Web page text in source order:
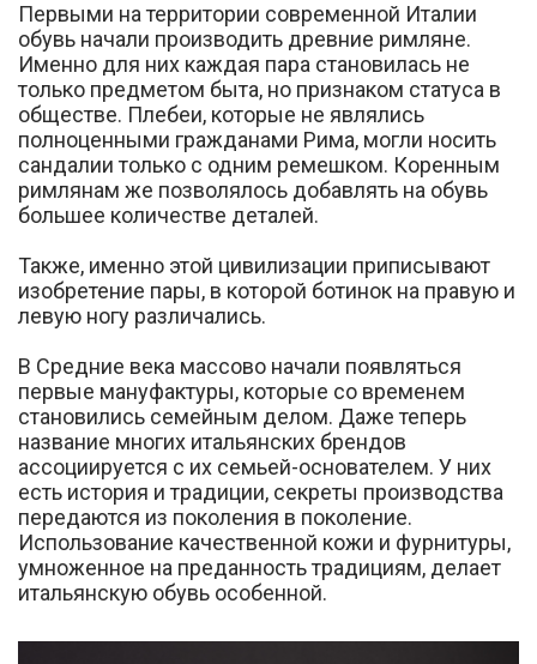
Первыми на территории современной Италии
обувь начали производить древние римляне.
Именно для них каждая пара становилась не
только предметом быта, но признаком статуса в
обществе. Плебеи, которые не являлись
полноценными гражданами Рима, могли носить
сандалии только с одним ремешком. Коренным
римлянам же позволялось добавлять на обувь
большее количестве деталей.
Также, именно этой цивилизации приписывают
изобретение пары, в которой ботинок на правую и
левую ногу различались.
В Средние века массово начали появляться
первые мануфактуры, которые со временем
становились семейным делом. Даже теперь
название многих итальянских брендов
ассоциируется с их семьей-основателем. У них
есть история и традиции, секреты производства
передаются из поколения в поколение.
Использование качественной кожи и фурнитуры,
умноженное на преданность традициям, делает
итальянскую обувь особенной.